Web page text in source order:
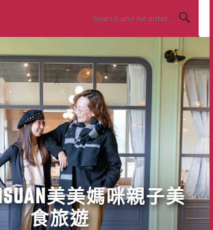
美美媽咪親子美
食旅遊